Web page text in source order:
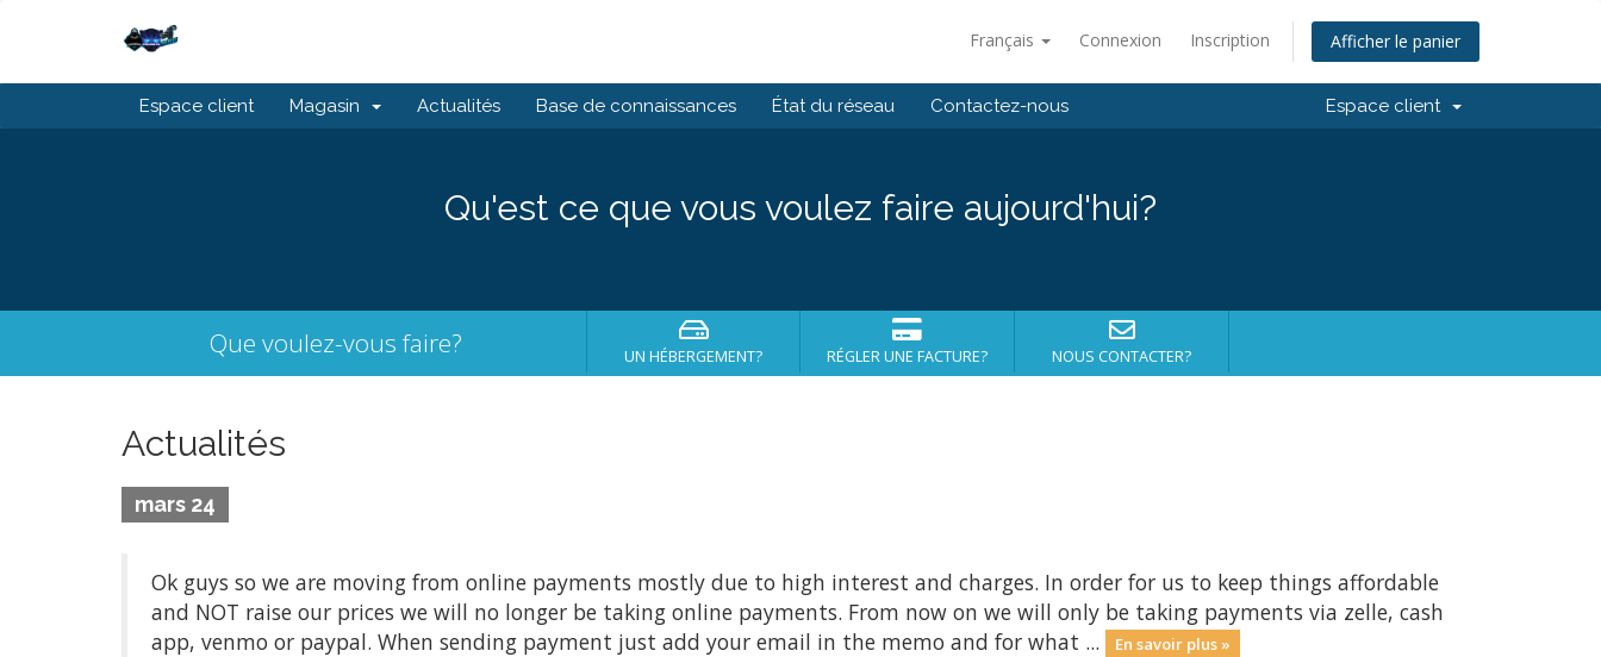
Français Connexion Inscription Afficher le panier
Espace client Magasin Actualités Base de connaissances État du réseau Contactez-nous Espace client
Qu'est ce que vous voulez faire aujourd'hui?
Que voulez-vous faire? UN HÉBERGEMENT? RÉGLER UNE FACTURE? NOUS CONTACTER?
Actualités
mars 24
Ok guys so we are moving from online payments mostly due to high interest and charges. In order for us to keep things affordable
and NOT raise our prices we will no longer be taking online payments. From now on we will only be taking payments via zelle, cash
app, venmo or paypal. When sending payment just add your email in the memo and for what ...
En savoir plus »